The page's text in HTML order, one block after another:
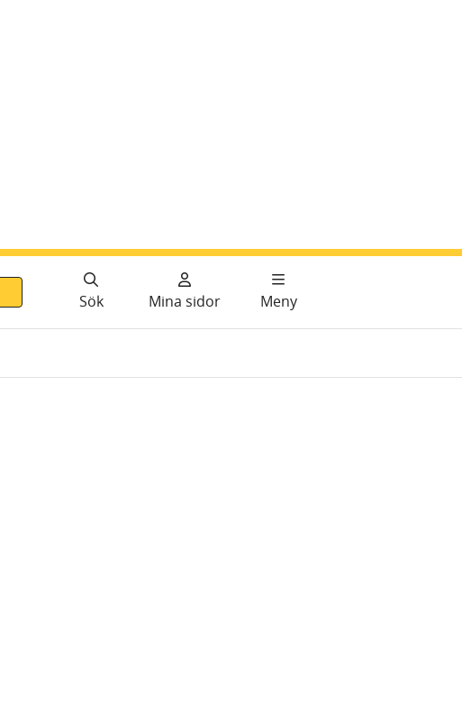
Sök Mina sidor Meny